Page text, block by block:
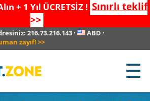
+ 1 Yıl ÜCRETSİZ ! Sınırlı teklif
>>
216.73.216.143 · ABD ·
zayıf! >>
☰